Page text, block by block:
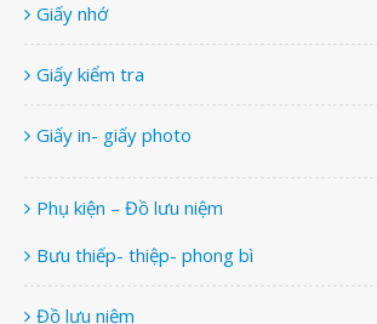
Giấy nhớ
Giấy kiểm tra
Giấy in- giấy photo
Phụ kiện – Đồ lưu niệm
Bưu thiếp- thiệp- phong bì
Đồ lưu niệm